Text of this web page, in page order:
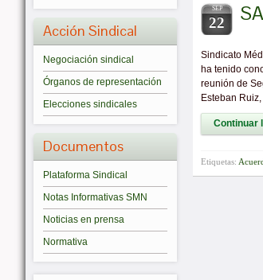
Acción Sindical
Negociación sindical
Órganos de representación
Elecciones sindicales
Documentos
Plataforma Sindical
Notas Informativas SMN
Noticias en prensa
Normativa
SEP
22
Sindicato
ha tenido
reunión de
Esteban
Continuar
Etiquetas: